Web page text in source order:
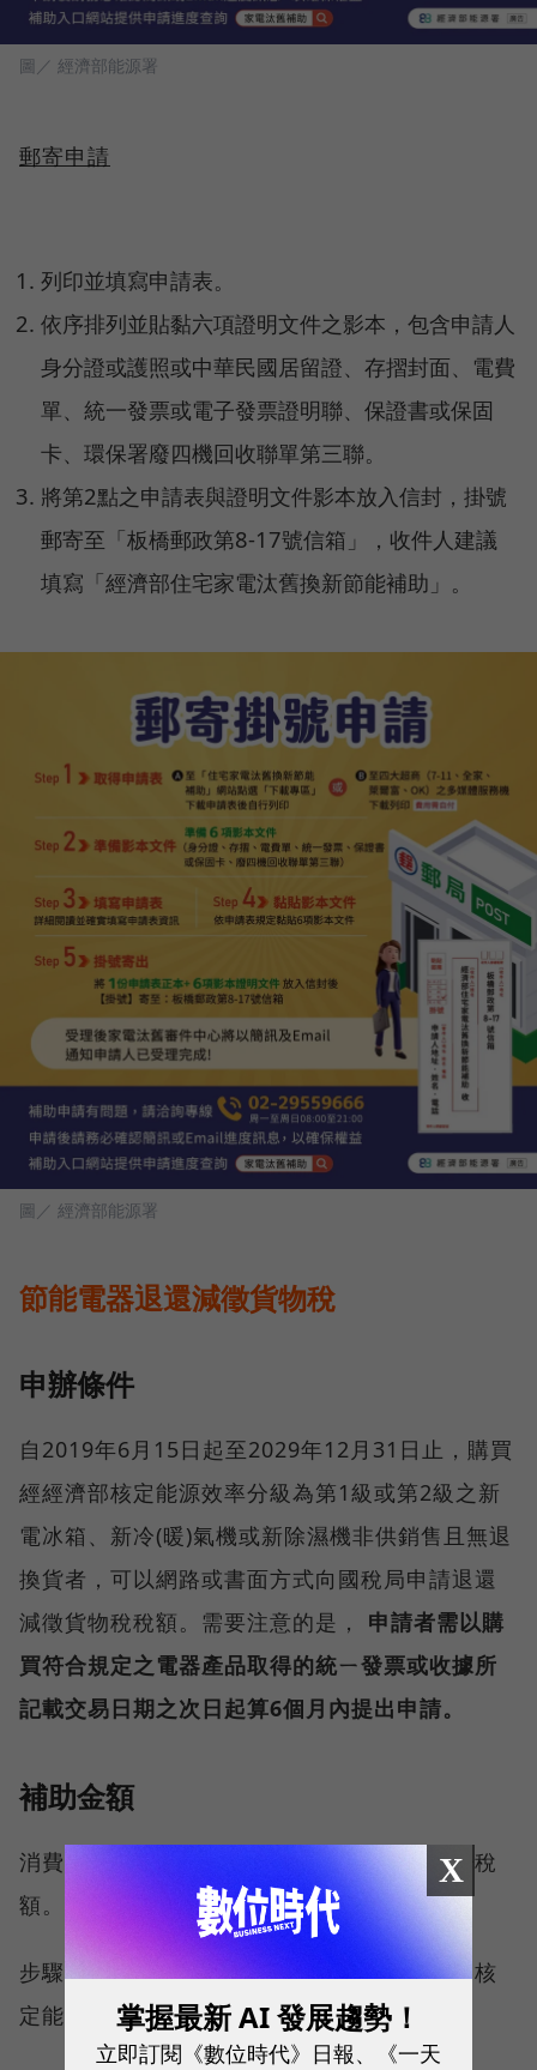
圖／ 經濟部能源署
郵寄申請
列印並填寫申請表。
依序排列並貼黏六項證明文件之影本，包含申請人
身分證或護照或中華民國居留證、存摺封面、電費
單、統一發票或電子發票證明聯、保證書或保固
卡、環保署廢四機回收聯單第三聯。
將第2點之申請表與證明文件影本放入信封，掛號
郵寄至「板橋郵政第8-17號信箱」，收件人建議
填寫「經濟部住宅家電汰舊換新節能補助」。
圖／ 經濟部能源署
節能電器退還減徵貨物稅
申辦條件
自2019年6月15日起至2029年12月31日止，購買
經經濟部核定能源效率分級為第1級或第2級之新
電冰箱、新冷(暖)氣機或新除濕機非供銷售且無退
換貨者，可以網路或書面方式向國稅局申請退還
減徵貨物稅稅額。需要注意的是， 申請者需以購
買符合規定之電器產品取得的統ㄧ發票或收據所
記載交易日期之次日起算6個月內提出申請。
補助金額
消費者可分三步驟判斷所購買的家電能退多少稅
額。
步驟一：確認所購買的家電是否為符合經濟部核
定能源效率分級為第1級或第2級之產品。
X
掌握最新 AI 發展趨勢！
立即訂閱《數位時代》日報、《一天